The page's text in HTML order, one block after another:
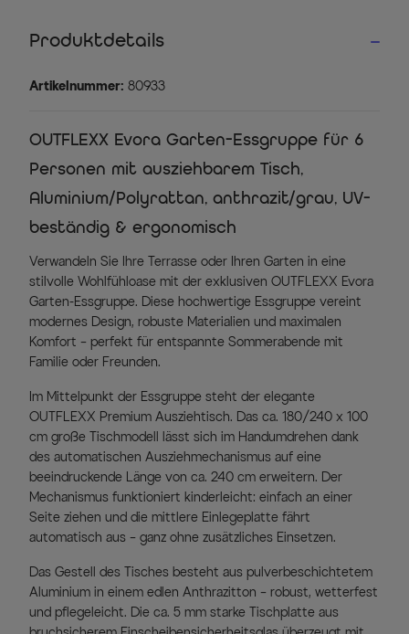
Produktdetails
Artikelnummer: 80933
OUTFLEXX Evora Garten-Essgruppe für 6
Personen mit ausziehbarem Tisch,
Aluminium/Polyrattan, anthrazit/grau, UV-
beständig & ergonomisch
Verwandeln Sie Ihre Terrasse oder Ihren Garten in eine
stilvolle Wohlfühloase mit der exklusiven OUTFLEXX Evora
Garten-Essgruppe. Diese hochwertige Essgruppe vereint
modernes Design, robuste Materialien und maximalen
Komfort – perfekt für entspannte Sommerabende mit
Familie oder Freunden.
Im Mittelpunkt der Essgruppe steht der elegante
OUTFLEXX Premium Ausziehtisch. Das ca. 180/240 x 100
cm große Tischmodell lässt sich im Handumdrehen dank
des automatischen Ausziehmechanismus auf eine
beeindruckende Länge von ca. 240 cm erweitern. Der
Mechanismus funktioniert kinderleicht: einfach an einer
Seite ziehen und die mittlere Einlegeplatte fährt
automatisch aus – ganz ohne zusätzliches Einsetzen.
Das Gestell des Tisches besteht aus pulverbeschichtetem
Aluminium in einem edlen Anthrazitton – robust, wetterfest
und pflegeleicht. Die ca. 5 mm starke Tischplatte aus